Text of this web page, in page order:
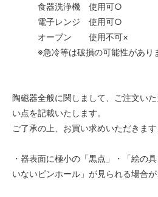
食器洗浄機 使用可○
電子レンジ 使用可○
オーブン 使用不可×
※急冷等は破損の可能性がありま
陶磁器全般に関しまして、ご注文い
い点を記載いたします。
ご了承の上、お買い求めいただきます
・器表面に極小の「黒点」・「絵の
いないピンホール」が見られる場合が